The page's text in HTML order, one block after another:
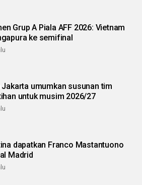
Grup A Piala AFF 2026: Vietnam
ke semifinal
Jakarta umumkan susunan tim
untuk musim 2026/27
dapatkan Franco Mastantuono
Madrid